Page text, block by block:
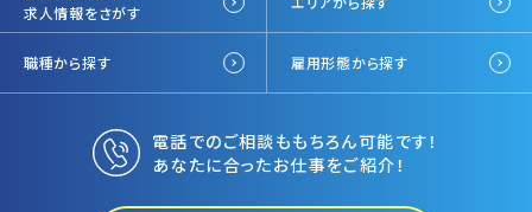
求人情報をさがす
職種から探す 雇用形態から探す
電話でのご相談ももちろん可能です！
あなたに合ったお仕事をご紹介！